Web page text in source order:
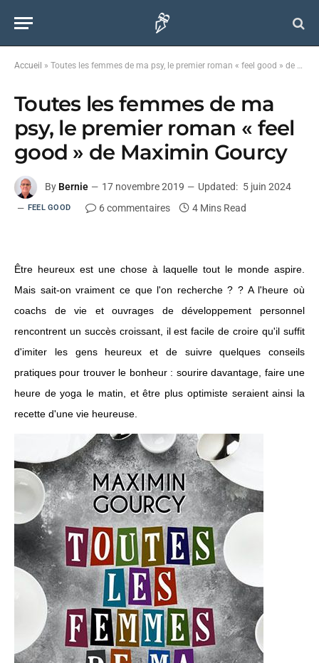
Accueil » Toutes les femmes de ma psy, le premier roman « feel good » de Maximin Gourcy
Toutes les femmes de ma
psy, le premier roman « feel
good » de Maximin Gourcy
By Bernie 17 novembre 2019 Updated: 5 juin 2024
FEEL GOOD 6 commentaires 4 Mins Read
Être heureux est une chose à laquelle tout le monde aspire.
Mais sait-on vraiment ce que l'on recherche ? ? A l'heure où
coachs de vie et ouvrages de développement personnel
rencontrent un succès croissant, il est facile de croire qu'il suffit
d'imiter les gens heureux et de suivre quelques conseils
pratiques pour trouver le bonheur : sourire davantage, faire une
heure de yoga le matin, et être plus optimiste seraient ainsi la
recette d'une vie heureuse.